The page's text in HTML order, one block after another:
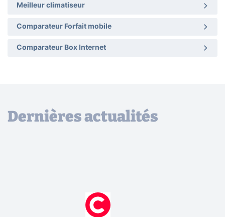
Meilleur climatiseur
Comparateur Forfait mobile
Comparateur Box Internet
Dernières actualités